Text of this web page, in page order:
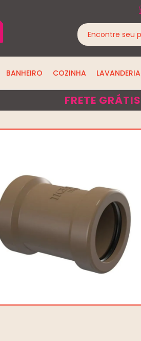
BANHEIRO COZINHA LAVANDERIA
FRETE GRÁTIS